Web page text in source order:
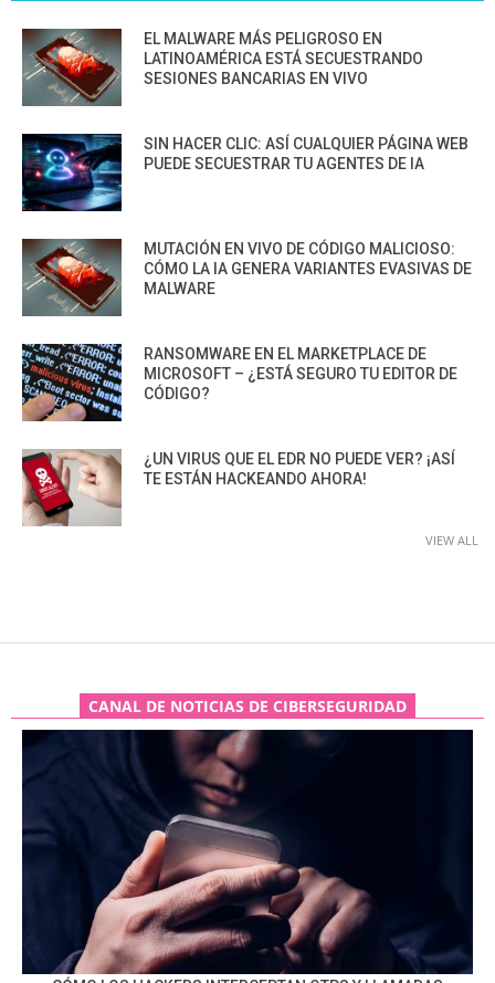
EL MALWARE MÁS PELIGROSO EN
LATINOAMÉRICA ESTÁ SECUESTRANDO
SESIONES BANCARIAS EN VIVO
SIN HACER CLIC: ASÍ CUALQUIER PÁGINA WEB
PUEDE SECUESTRAR TU AGENTES DE IA
MUTACIÓN EN VIVO DE CÓDIGO MALICIOSO:
CÓMO LA IA GENERA VARIANTES EVASIVAS DE
MALWARE
RANSOMWARE EN EL MARKETPLACE DE
MICROSOFT – ¿ESTÁ SEGURO TU EDITOR DE
CÓDIGO?
¿UN VIRUS QUE EL EDR NO PUEDE VER? ¡ASÍ
TE ESTÁN HACKEANDO AHORA!
VIEW ALL
CANAL DE NOTICIAS DE CIBERSEGURIDAD